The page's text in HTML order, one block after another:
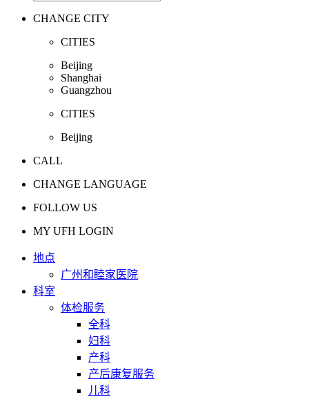
CHANGE CITY
CITIES
Beijing
Shanghai
Guangzhou
CITIES
Beijing
CALL
CHANGE LANGUAGE
FOLLOW US
MY UFH LOGIN
地点
广州和睦家医院
科室
体检服务
全科
妇科
产科
产后康复服务
儿科